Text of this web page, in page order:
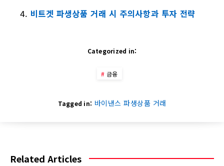
비트겟 파생상품 거래 시 주의사항과 투자 전략
Categorized in:
금융
Tagged in: 바이낸스 파생상품 거래
Related Articles